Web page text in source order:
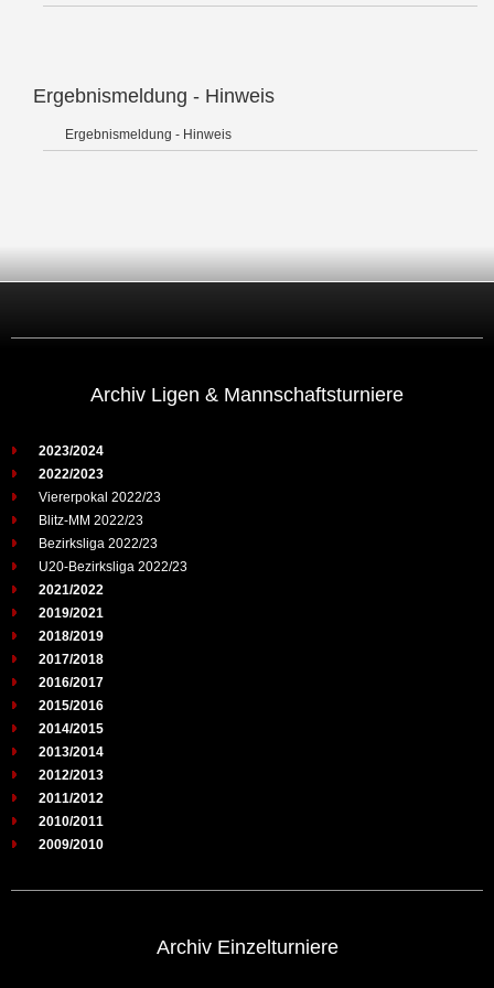
Ergebnismeldung - Hinweis
Ergebnismeldung - Hinweis
Archiv Ligen & Mannschaftsturniere
2023/2024
2022/2023
Viererpokal 2022/23
Blitz-MM 2022/23
Bezirksliga 2022/23
U20-Bezirksliga 2022/23
2021/2022
2019/2021
2018/2019
2017/2018
2016/2017
2015/2016
2014/2015
2013/2014
2012/2013
2011/2012
2010/2011
2009/2010
Archiv Einzelturniere